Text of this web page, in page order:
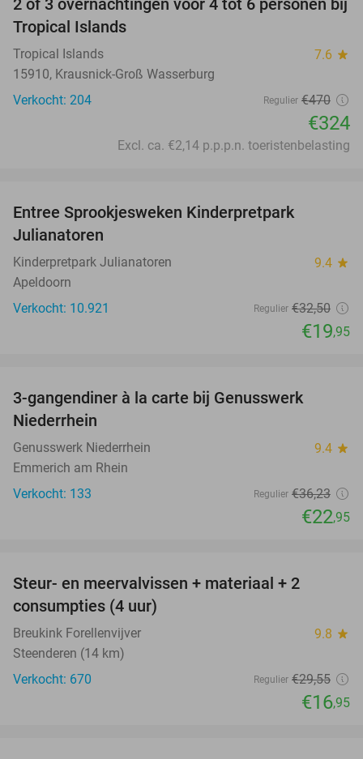
31%
2 of 3 overnachtingen voor 4 tot 6 personen bij
Tropical Islands
Tropical Islands 7.6 star
15910, Krausnick-Groß Wasserburg
Verkocht: 204
Regulier €470
€324
Excl. ca. €2,14 p.p.p.n. toeristenbelasting
Entree Sprookjesweken Kinderpretpark
Julianatoren
Kinderpretpark Julianatoren 9.4 star
Apeldoorn
Verkocht: 10.921
Regulier €32,50
€19,95
3-gangendiner à la carte bij Genusswerk
Niederrhein
Genusswerk Niederrhein 9.4 star
Emmerich am Rhein
Verkocht: 133
Regulier €36,23
€22,95
Steur- en meervalvissen + materiaal + 2
consumpties (4 uur)
Breukink Forellenvijver 9.8 star
Steenderen (14 km)
Verkocht: 670
Regulier €29,55
€16,95